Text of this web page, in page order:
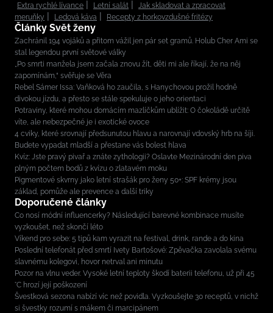
Extra rychlé lívance
Letní salát
Jak skladovat a zpracovat
meruňky
Ledová káva Recepty z horkovzdušné fritézy
Články Svět ženy
Zachránil 194 vojáků a přitom vážil jen pár set gramů. Holub Cher Ami se
stal legendou první světové války
„Po smrti manžela jsem začala znovu žít, děti mi ale říkají, že na něj
zapomínám,“ svěřuje se Věra
Rebel Sámer Issa: Vaňková ho zaučila, s Hanychovou prožil hodně
divokou jízdu, a přesto se stále spekuluje o jeho orientaci
Potraviny, které mohou domácím mazlíčkům ublížit: O čokoládě určitě
víte, ale nebezpečné je i exotické ovoce
4 cviky, které srovnají předsunutou hlavu a narovnají vdovský hrb na šíji.
Budete vypadat mladší a přestane vás bolest hlava
Kvíz: Jste pravý pivař a znáte zythologii? Oslavte Mezinárodní den piva
plným počtem bodů z kvízu o zlatavém moku
Pigmentové skvrny jako letní strašák pro ženy 50+: SPF krémy jsou
základ, pomůže ale prevence a další triky
Doporučené články
Co nosí módní influencerky? Následující barevné kombinace musíte
vyzkoušet, než skončí léto
Víkend pro sebe: 5 tipů kam vyrazit na festival, drink, rande a do kina
Poslední telefonát před smrtí Ivety Bartošové: Zpěvačka zavolala svému
slavnému kolegovi, hovor netrval ani minutu
Pozor na vlnu veder. Vysoké letní teploty škodí baterii telefonu, už při 45
°C hrozí její poškození
Švestková sezona nabízí víc než povidla. Vyzkoušejte 30 receptů, v nichž
si švestky rozumí s mákem či marcipánem